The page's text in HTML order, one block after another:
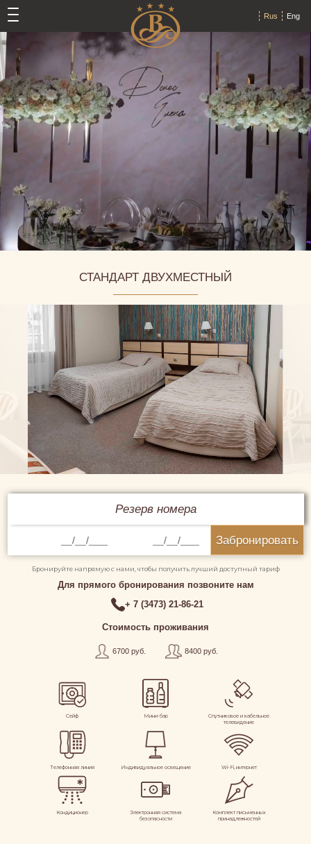
Rus Eng
СТАНДАРТ ДВУХМЕСТНЫЙ
Резерв номера
Забронировать
Бронируйте напрямую с нами, чтобы получить лучший доступный тариф
Для прямого бронирования позвоните нам
+ 7 (3473) 21-86-21
Стоимость проживания
6700 руб. 8400 руб.
Сейф Мини-бар
Спутниковое и кабельное
телевидение
Телефонная линия Индивидуальное освещение Wi-Fi, интернет
Кондиционер
Электронная система
безопасности
Комплект письменных
принадлежностей